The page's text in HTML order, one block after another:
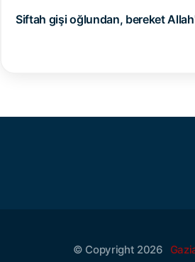
Siftah gişi oğlundan, bereket
© Copyright 2026